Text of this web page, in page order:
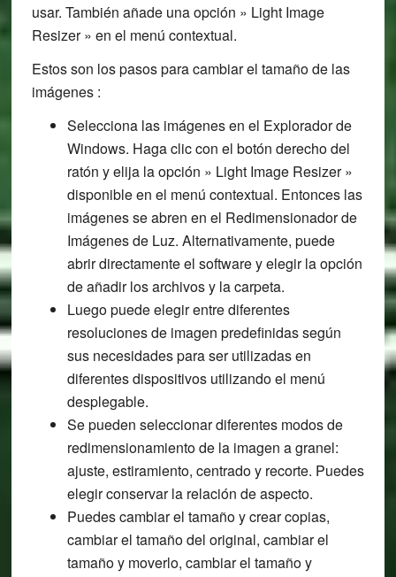
usar. También añade una opción » Light Image
Resizer » en el menú contextual.
Estos son los pasos para cambiar el tamaño de las
imágenes :
Selecciona las imágenes en el Explorador de
Windows. Haga clic con el botón derecho del
ratón y elija la opción » Light Image Resizer »
disponible en el menú contextual. Entonces las
imágenes se abren en el Redimensionador de
Imágenes de Luz. Alternativamente, puede
abrir directamente el software y elegir la opción
de añadir los archivos y la carpeta.
Luego puede elegir entre diferentes
resoluciones de imagen predefinidas según
sus necesidades para ser utilizadas en
diferentes dispositivos utilizando el menú
desplegable.
Se pueden seleccionar diferentes modos de
redimensionamiento de la imagen a granel:
ajuste, estiramiento, centrado y recorte. Puedes
elegir conservar la relación de aspecto.
Puedes cambiar el tamaño y crear copias,
cambiar el tamaño del original, cambiar el
tamaño y moverlo, cambiar el tamaño y